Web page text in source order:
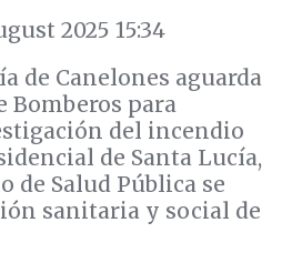
2025 15:34
de Canelones aguarda
para
del incendio
de Santa Lucía,
de Salud Pública se
sanitaria y social de